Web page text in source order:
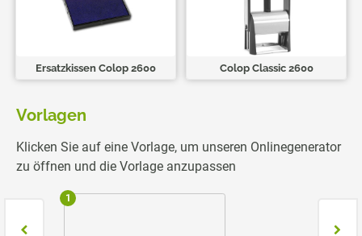
Ersatzkissen Colop 2600 Colop Classic 2600
Vorlagen
Klicken Sie auf eine Vorlage, um unseren Onlinegenerator
zu öffnen und die Vorlage anzupassen
1